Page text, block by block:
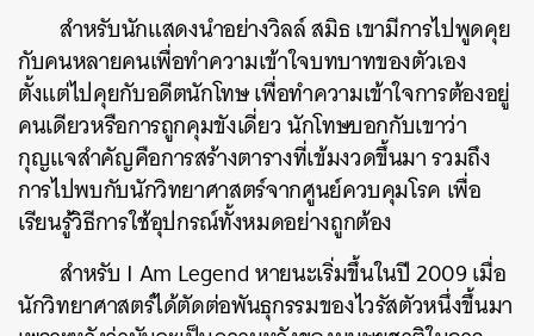
สำหรับนักแสดงนำอย่างวิลล์ สมิธ เขามีการไปพูดคุย
กับคนหลายคนเพื่อทำความเข้าใจบทบาทของตัวเอง
ตั้งแต่ไปคุยกับอดีตนักโทษ เพื่อทำความเข้าใจการต้องอยู่
คนเดียวหรือการถูกคุมขังเดี่ยว นักโทษบอกกับเขาว่า
กุญแจสำคัญคือการสร้างตารางที่เข้มงวดขึ้นมา รวมถึง
การไปพบกับนักวิทยาศาสตร์จากศูนย์ควบคุมโรค เพื่อ
เรียนรู้วิธีการใช้อุปกรณ์ทั้งหมดอย่างถูกต้อง
สำหรับ I Am Legend หายนะเริ่มขึ้นในปี 2009 เมื่อ
นักวิทยาศาสตร์ได้ตัดต่อพันธุกรรมของไวรัสตัวหนึ่งขึ้นมา